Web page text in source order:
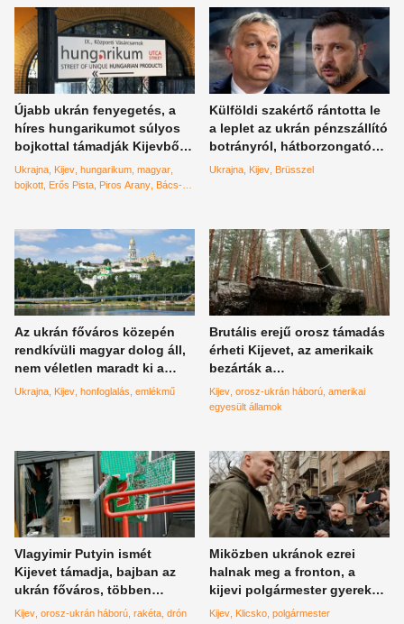
Újabb ukrán fenyegetés, a
híres hungarikumot súlyos
bojkottal támadják Kijevből,
neked is van otthon belőle
Ukrajna Kijev hungarikum magyar
bojkott Erős Pista Piros Arany Bács-
Külföldi szakértő rántotta le
a leplet az ukrán pénzszállító
botrányról, hátborzongató
összefüggésről beszél
Ukrajna Kijev Brüsszel
Az ukrán főváros közepén
rendkívüli magyar dolog áll,
nem véletlen maradt ki a
történelemkönyvekből
Ukrajna Kijev honfoglalás emlékmű
Brutális erejű orosz támadás
érheti Kijevet, az amerikaik
bezárták a
nagykövetségüket az ukrán
fővárosban
Kijev orosz-ukrán háború amerikai
egyesült államok
Vlagyimir Putyin ismét
Kijevet támadja, bajban az
ukrán főváros, többen
megsebesültek
Kijev orosz-ukrán háború rakéta drón
Miközben ukránok ezrei
halnak meg a fronton, a
kijevi polgármester gyerekei
önfeledten buliznak Európa
Kijev Klicsko polgármester